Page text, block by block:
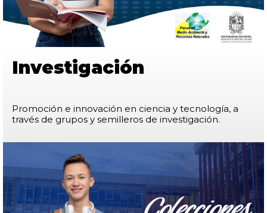
Investigación
Promoción e innovación en ciencia y tecnología, a
través de grupos y semilleros de investigación.